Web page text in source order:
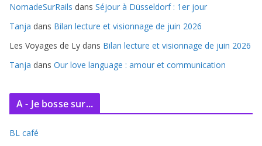
e
s
NomadeSurRails dans Séjour à Düsseldorf : 1er jour
Tanja dans Bilan lecture et visionnage de juin 2026
Les Voyages de Ly dans Bilan lecture et visionnage de juin 2026
Tanja dans Our love language : amour et communication
A - Je bosse sur...
BL café